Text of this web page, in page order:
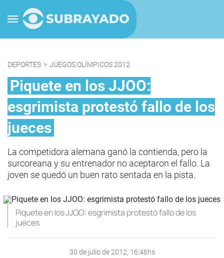
DEPORTES > JUEGOS OLÍMPICOS 2012
Piquete en los JJOO:
esgrimista protestó fallo de los
jueces
La competidora alemana ganó la contienda, pero la
surcoreana y su entrenador no aceptaron el fallo. La
joven se quedó un buen rato sentada en la pista.
Piquete en los JJOO: esgrimista protestó fallo de los
jueces
30 de julio de 2012, 16:46hs